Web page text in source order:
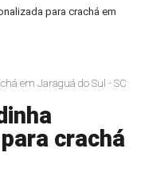
para crachá em
em Jaraguá do Sul - SC
crachá